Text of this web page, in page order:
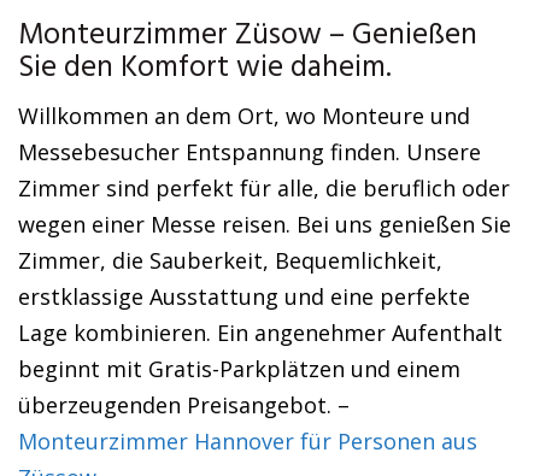
Monteurzimmer Züsow – Genießen
Sie den Komfort wie daheim.
Willkommen an dem Ort, wo Monteure und
Messebesucher Entspannung finden. Unsere
Zimmer sind perfekt für alle, die beruflich oder
wegen einer Messe reisen. Bei uns genießen Sie
Zimmer, die Sauberkeit, Bequemlichkeit,
erstklassige Ausstattung und eine perfekte
Lage kombinieren. Ein angenehmer Aufenthalt
beginnt mit Gratis-Parkplätzen und einem
überzeugenden Preisangebot. –
Monteurzimmer Hannover für Personen aus